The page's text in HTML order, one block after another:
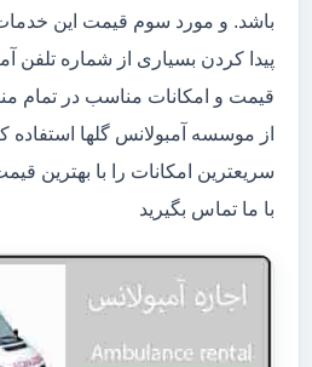
باشد. و مورد سوم قیمت این
پیدا کردن بسیاری از شماره تلفن
قیمت و امکانات مناسب در تمام
از موسسه آمبولانس گلها استفاده
سریعترین امکانات را با بهترین
با ما تماس بگیرید